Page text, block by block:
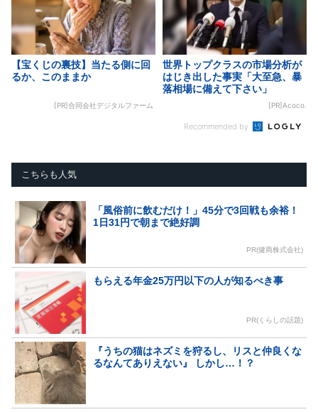
【宝くじの裏技】当たる側に回
るか、このままか
[PR]合同会社デジタルファーム
世界トップクラスの市場分析が
はじき出した事実「大至急、暴
落相場に備えて下さい」
[PR]Acoco.
Recommended by
こちらも人気
「風俗前に飲むだけ！」45分で3回戦も余裕！
1日31円で朝まで絶好調
PR(健商株式会社)
もらえる年金25万円以下の人が知るべき事
PR(くらしの話題)
『うちの猫はネズミを狩るし、リスと仲良くな
るなんてありえない』 しかし…！？